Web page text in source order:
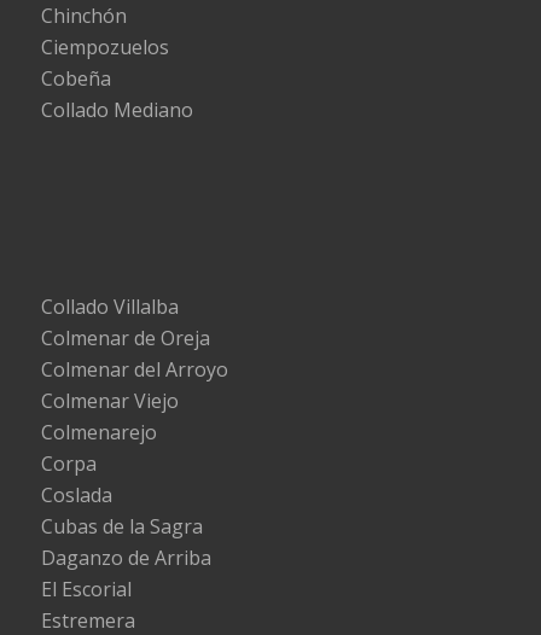
Chinchón
Ciempozuelos
Cobeña
Collado Mediano
Collado Villalba
Colmenar de Oreja
Colmenar del Arroyo
Colmenar Viejo
Colmenarejo
Corpa
Coslada
Cubas de la Sagra
Daganzo de Arriba
El Escorial
Estremera